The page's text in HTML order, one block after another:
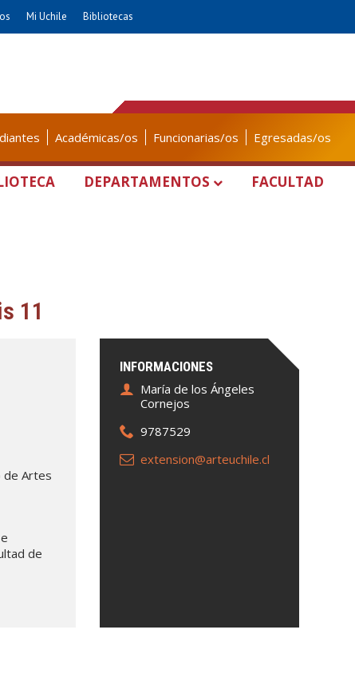
Mi Uchile Bibliotecas
Académicas/os Funcionarias/os Egresadas/os
DEPARTAMENTOS FACULTAD
11
INFORMACIONES
María de los Ángeles
Cornejos
9787529
extension@arteuchile.cl
de Artes
de